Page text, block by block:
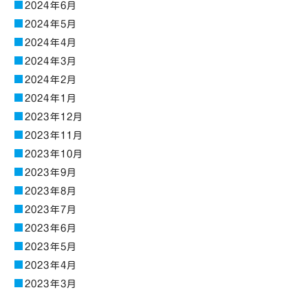
2024年6月
2024年5月
2024年4月
2024年3月
2024年2月
2024年1月
2023年12月
2023年11月
2023年10月
2023年9月
2023年8月
2023年7月
2023年6月
2023年5月
2023年4月
2023年3月